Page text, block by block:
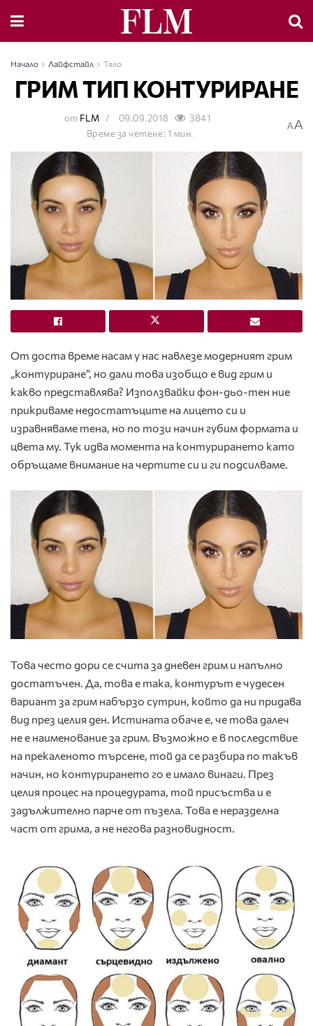
Начало Лайфстайл Тяло
ГРИМ ТИП КОНТУРИРАНЕ
от FLM 09.09.2018
3841
Време за четене: 1 мин.
AA
От доста време насам у нас навлезе модерният грим
„контуриране“, но дали това изобщо е вид грим и
какво представлява? Използвайки фон-дьо-тен ние
прикриваме недостатъците на лицето си и
изравняваме тена, но по този начин губим формата и
цвета му. Тук идва момента на контурирането като
обръщаме внимание на чертите си и ги подсилваме.
Това често дори се счита за дневен грим и напълно
достатъчен. Да, това е така, контурът е чудесен
вариант за грим набързо сутрин, който да ни придава
вид през целия ден. Истината обаче е, че това далеч
не е наименование за грим. Възможно е в последствие
на прекаленото търсене, той да се разбира по такъв
начин, но контурирането го е имало винаги. През
целия процес на процедурата, той присъства и е
задължително парче от пъзела. Това е неразделна
част от грима, а не негова разновидност.